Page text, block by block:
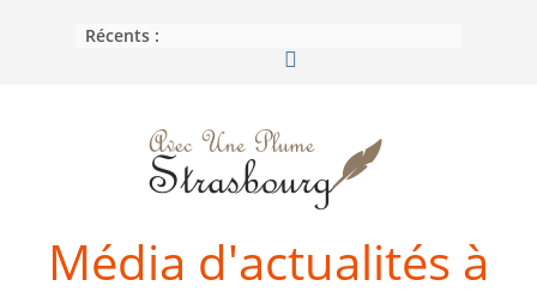
Récents :
Média d'actualités à